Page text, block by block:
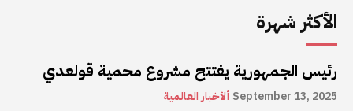
الأكثر شهرة
رئيس الجمهورية يفتتح مشروع محمية قولعدي
ألأخبار العالمية September 13, 2025